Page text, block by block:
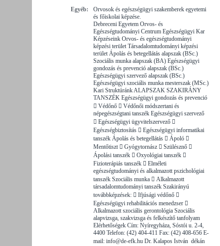
Egyéb:
Orvosok és egészségügyi szakemberek egyetemi
és főiskolai képzése.
Debreceni Egyetem Orvos- és
Egészségtudományi Centrum Egészségügyi Kar
Képzéseink Orvos- és egészségtudományi
képzési terület Társadalomtudományi képzési
terület Ápolás és betegellátás alapszak (BSc.)
Szociális munka alapszak (BA) Egészségügyi
gondozás és prevenció alapszak (BSc.)
Egészségügyi szervező alapszak (BSc.)
Egészségügyi szociális munka mesterszak (MSc.)
Kari Struktúránk ALAPSZAK SZAKIRÁNY
TANSZÉK Egészségügyi gondozás és prevenció
 Védőnő  Védőnői módszertani és
népegészségtani tanszék Egészségügyi szervező
 Egészségügyi ügyvitelszervező 
Egészségbiztosítás  Egészségügyi informatikai
tanszék Ápolás és betegellátás  Ápoló 
Mentőtiszt  Gyógytornász  Szülésznő 
Ápolási tanszék  Oxyológiai tanszék 
Fizioterápiás tanszék  Elméleti
egészségtudományi és alkalmazott pszichológiai
tanszék Szociális munka  Alkalmazott
társadalomtudományi tanszék Szakirányú
továbbképzések:  Ifjúsági védőnő 
Egészségügyi rehabilitációs menedzser 
Alkalmazott szociális gerontológia Szociális
alapvizsga, szakvizsga és felkészítő tanfolyam
Elérhetőségek Cím: Nyíregyháza, Sóstói u. 2-4,
4400 Telefon: (42) 404-411 Fax: (42) 408-656 E-
mail: info@de-efk.hu Dr. Kalapos István  dékán